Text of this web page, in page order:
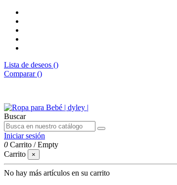
Lista de deseos ()
Comparar ()
Buscar
Iniciar sesión
0 Carrito /Empty
Carrito
×
No hay más artículos en su carrito